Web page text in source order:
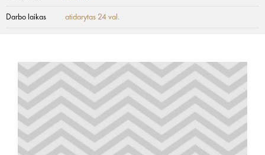
Darbo laikas atidarytas 24 val.